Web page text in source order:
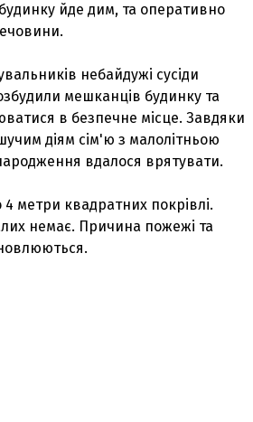
йде дим, та оперативно
небайдужі сусіди
мешканців будинку та
в безпечне місце. Завдяки
діям сім'ю з малолітньою
вдалося врятувати.
метри квадратних покрівлі.
немає. Причина пожежі та